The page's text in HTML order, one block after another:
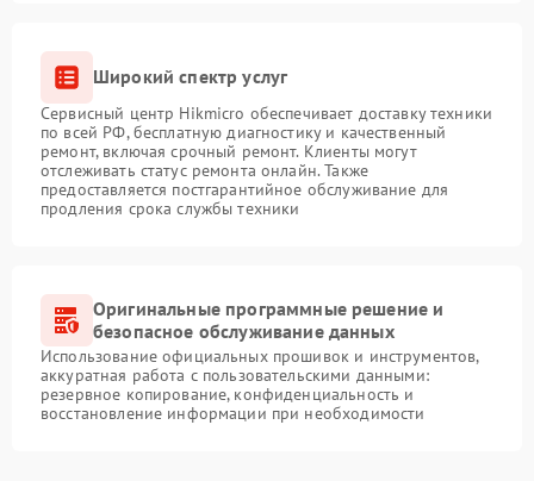
Широкий спектр услуг
Сервисный центр Hikmicro обеспечивает доставку техники
по всей РФ, бесплатную диагностику и качественный
ремонт, включая срочный ремонт. Клиенты могут
отслеживать статус ремонта онлайн. Также
предоставляется постгарантийное обслуживание для
продления срока службы техники
Оригинальные программные решение и
безопасное обслуживание данных
Использование официальных прошивок и инструментов,
аккуратная работа с пользовательскими данными:
резервное копирование, конфиденциальность и
восстановление информации при необходимости